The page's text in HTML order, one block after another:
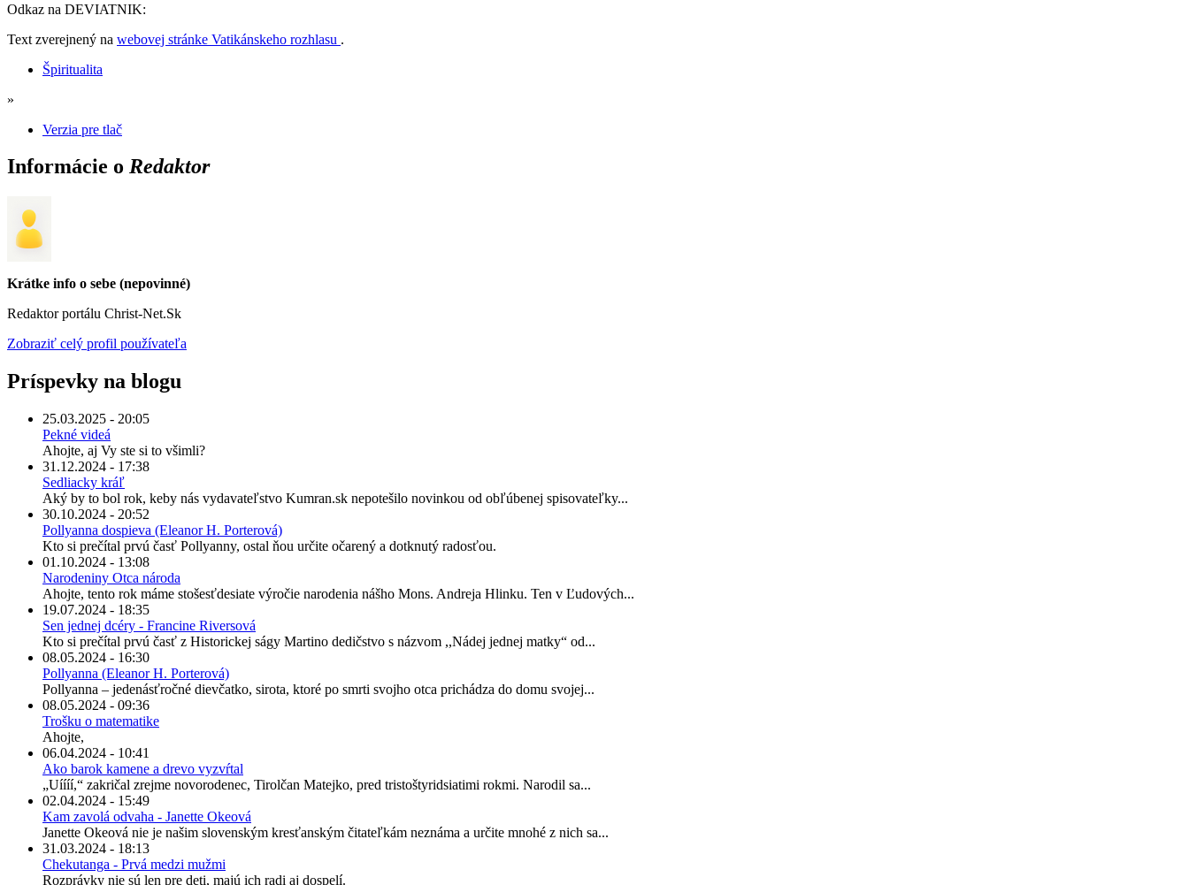
Odkaz na DEVIATNIK:
Text zverejnený na webovej stránke Vatikánskeho rozhlasu .
Špiritualita
»
Verzia pre tlač
Informácie o Redaktor
Krátke info o sebe (nepovinné)
Redaktor portálu Christ-Net.Sk
Zobraziť celý profil používateľa
Príspevky na blogu
25.03.2025 - 20:05
Pekné videá
Ahojte, aj Vy ste si to všimli?
31.12.2024 - 17:38
Sedliacky kráľ
Aký by to bol rok, keby nás vydavateľstvo Kumran.sk nepotešilo novinkou od obľúbenej spisovateľky...
30.10.2024 - 20:52
Pollyanna dospieva (Eleanor H. Porterová)
Kto si prečítal prvú časť Pollyanny, ostal ňou určite očarený a dotknutý radosťou.
01.10.2024 - 13:08
Narodeniny Otca národa
Ahojte, tento rok máme stošesťdesiate výročie narodenia nášho Mons. Andreja Hlinku. Ten v Ľudových...
19.07.2024 - 18:35
Sen jednej dcéry - Francine Riversová
Kto si prečítal prvú časť z Historickej ságy Martino dedičstvo s názvom ,,Nádej jednej matky“ od...
08.05.2024 - 16:30
Pollyanna (Eleanor H. Porterová)
Pollyanna – jedenásťročné dievčatko, sirota, ktoré po smrti svojho otca prichádza do domu svojej...
08.05.2024 - 09:36
Trošku o matematike
Ahojte,
06.04.2024 - 10:41
Ako barok kamene a drevo vyzvŕtal
„Uíííí,“ zakričal zrejme novorodenec, Tirolčan Matejko, pred tristoštyridsiatimi rokmi. Narodil sa...
02.04.2024 - 15:49
Kam zavolá odvaha - Janette Okeová
Janette Okeová nie je našim slovenským kresťanským čitateľkám neznáma a určite mnohé z nich sa...
31.03.2024 - 18:13
Chekutanga - Prvá medzi mužmi
Rozprávky nie sú len pre deti, majú ich radi aj dospelí.